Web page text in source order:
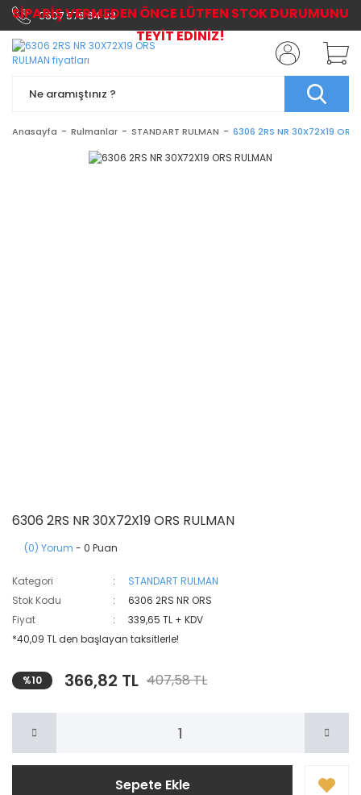
0507 576 64 03
Anasayfa Rulmanlar STANDART RULMAN 6306 2RS NR 30X72X19 ORS
6306 2RS NR 30X72X19 ORS RULMAN
(0) Yorum - 0 Puan
Kategori
STANDART RULMAN
Stok Kodu
6306 2RS NR ORS
Fiyat
339,65 TL + KDV
*40,09 TL den başlayan taksitlerle!
%10 366,82 TL 407,58 TL
Sepete Ekle
SİPARİŞ VERMEDEN ÖNCE LÜTFEN STOK DURUMUNU
TEYİT EDİNİZ!